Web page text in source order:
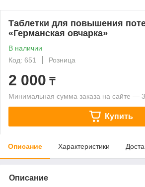
Таблетки для повышения
«Германская овчарка»
В наличии
Код: 651
Розница
2 000 ₸
Минимальная сумма заказа на сайте —
Купить
Описание Характеристики
Описание